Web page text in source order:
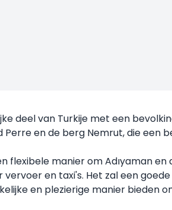
deel van Turkije met een
en de berg Nemrut, die
flexibele manier om Adıyaman
en taxi's. Het zal een
en plezierige manier